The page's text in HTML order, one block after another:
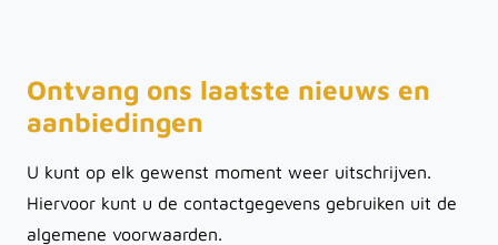
Ontvang ons laatste nieuws en
aanbiedingen
U kunt op elk gewenst moment weer uitschrijven.
Hiervoor kunt u de contactgegevens gebruiken uit de
algemene voorwaarden.